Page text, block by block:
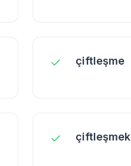
çiftleşme
çiftleşmek